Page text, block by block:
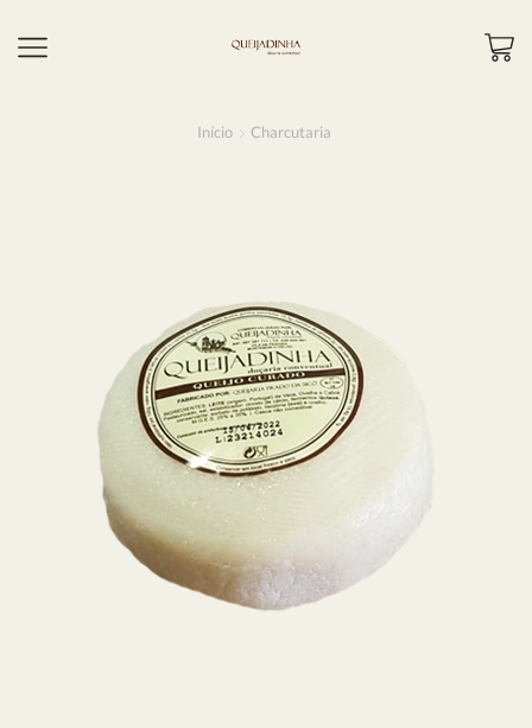
Início Charcutaria